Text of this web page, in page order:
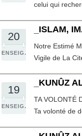
celui qui
20
ENSEIG.
_ISLAM,
Notre Estimé
Vigile de La
19
ENSEIG.
_KUNÛZ
TA VOLONTÉ
Ta volonté de